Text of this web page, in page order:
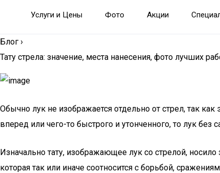
Услуги и Цены Фото Акции
Блог ›
Тату стрела: значение, места нанесения, фото лучших
Обычно лук не изображается отдельно от стрел, так
вперед или чего-то быстрого и утонченного, то лук
Изначально тату, изображающее лук со стрелой,
которая так или иначе соотносится с борьбой,